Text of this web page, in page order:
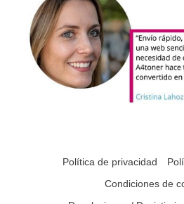
Política de privacidad
Condiciones de